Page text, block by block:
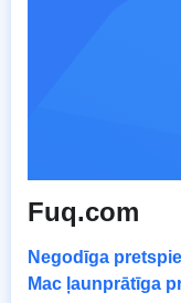
Fuq.com
Negodīga
Mac ļaunprātīga